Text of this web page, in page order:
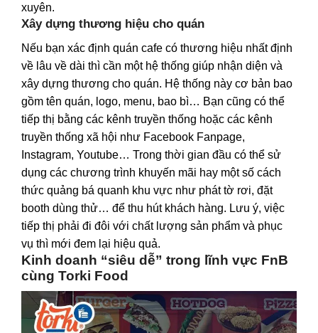
xuyên.
Xây dựng thương hiệu cho quán
Nếu bạn xác định quán cafe có thương hiệu nhất định
về lâu về dài thì cần một hệ thống giúp nhận diện và
xây dựng thương cho quán. Hệ thống này cơ bản bao
gồm tên quán, logo, menu, bao bì… Bạn cũng có thể
tiếp thị bằng các kênh truyền thống hoặc các kênh
truyền thống xã hội như Facebook Fanpage,
Instagram, Youtube… Trong thời gian đầu có thể sử
dụng các chương trình khuyến mãi hay một số cách
thức quảng bá quanh khu vực như phát tờ rơi, đặt
booth dùng thử… để thu hút khách hàng. Lưu ý, việc
tiếp thị phải đi đôi với chất lượng sản phẩm và phục
vụ thì mới đem lại hiệu quả.
Kinh doanh “siêu dễ” trong lĩnh vực FnB
cùng Torki Food